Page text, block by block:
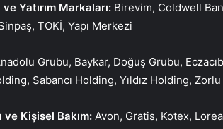
Yatırım Markaları: Birevim, Coldwell
TOKİ, Yapı Merkezi
Grubu, Baykar, Doğuş Grubu,
Sabancı Holding, Yıldız Holding,
ve Kişisel Bakım: Avon, Gratis, Kotex,